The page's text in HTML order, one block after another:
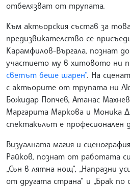
отбелязват от трупата.
Към актьорския състав за
предизвикателство се
Карамфилов-Въргала, познат
участието му в хитовото ни
светът беше шарен“. На
с актьорите от трупата ни
Божидар Попчев, Атанас
Маргарита Маркова и Моника
спектакълът е професионален
Визуалната магия и
Райков, познат от работата
„Сън в лятна нощ“, „Напразни
от другата страна“ и „Брак по